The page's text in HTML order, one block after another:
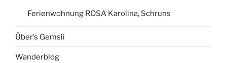
Ferienwohnung ROSA Karolina, Schruns
Über’s Gemsli
Wanderblog